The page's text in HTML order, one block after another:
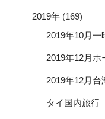
2019年 (169)
2019年10月一
2019年12月ホ
2019年12月台
タイ国内旅